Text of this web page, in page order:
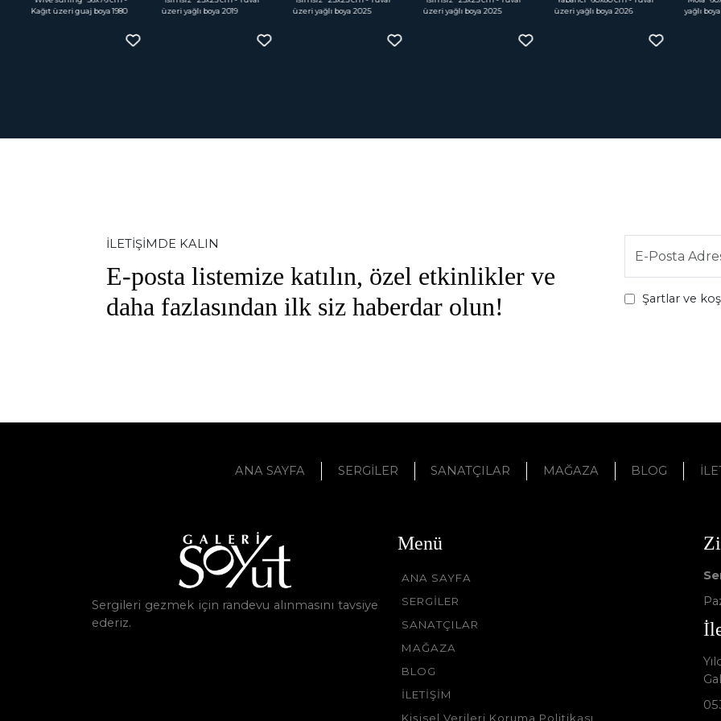
Kağıt üzeri guaj boya 1980
üzeri yağlı boya 2019
üzeri yağlı boya 2025
üzeri yağlı boya 2025
üzeri yağlı boya 2026
yağlı boya
İLETİŞİMDE KALIN
E-posta listemize katılın, özel etkinlikler ve
daha fazlasından ilk siz haberdar olun!
Şartlar ve
ANA SAYFA SERGİLER SANATÇILAR MAĞAZA BLOG
Sergileri gezmek için randevu alınmasını tavsiye
ederiz.
Menü
ANA SAYFA
SERGİLER
SANATÇILAR
MAĞAZA
BLOG
İLETİŞİM
Kişisel Verileri Koruma Politikası